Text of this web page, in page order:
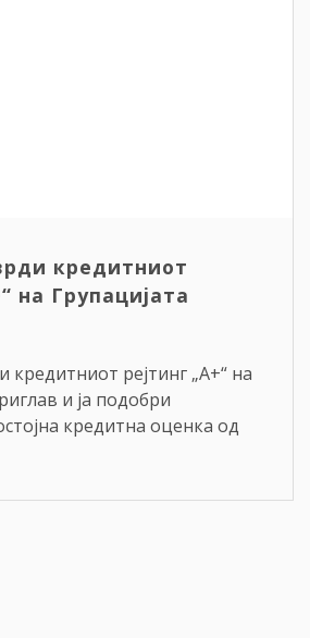
кредитниот
на Групацијата
кредитниот рејтинг „A+“ на
и ја подобри
кредитна оценка од